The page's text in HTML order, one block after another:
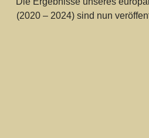
(2020 – 2024) sind nun